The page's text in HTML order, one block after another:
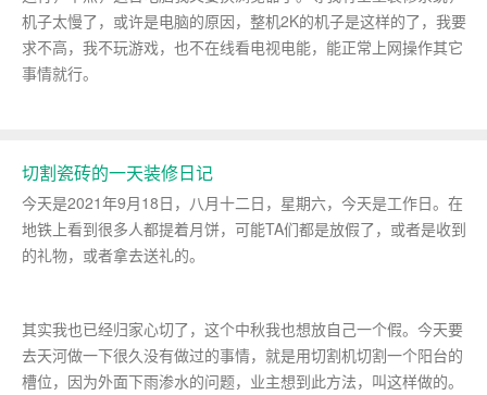
机子太慢了，或许是电脑的原因，整机2K的机子是这样的了，我要
求不高，我不玩游戏，也不在线看电视电能，能正常上网操作其它
事情就行。
切割瓷砖的一天装修日记
今天是2021年9月18日，八月十二日，星期六，今天是工作日。在
地铁上看到很多人都提着月饼，可能TA们都是放假了，或者是收到
的礼物，或者拿去送礼的。
其实我也已经归家心切了，这个中秋我也想放自己一个假。今天要
去天河做一下很久没有做过的事情，就是用切割机切割一个阳台的
槽位，因为外面下雨渗水的问题，业主想到此方法，叫这样做的。